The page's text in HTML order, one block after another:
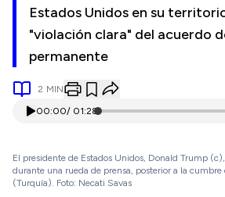
Estados Unidos en su
"violación clara" del acuerdo
permanente
2 MIN
00:00/ 01:28
El presidente de Estados Unidos, Donald Trump
durante una rueda de prensa, posterior a la cumbre
(Turquía). Foto: Necati Savas